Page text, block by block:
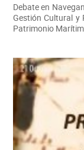
Debate en
Gestión Cultural y
Patrimonio